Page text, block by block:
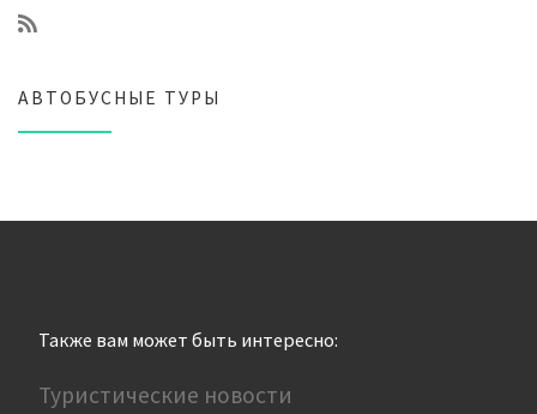
АВТОБУСНЫЕ ТУРЫ
Также вам может быть интересно:
Туристические новости